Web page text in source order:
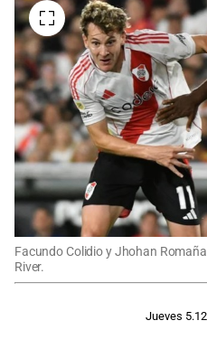
Facundo Colidio y Jhohan
River.
Jueves